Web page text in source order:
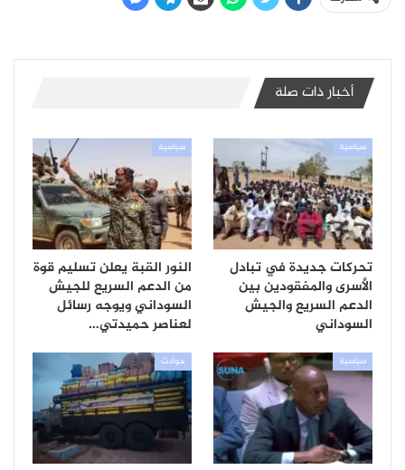
أخبار ذات صلة
سياسية
تحركات جديدة في تبادل
الأسرى والمفقودين بين
الدعم السريع والجيش
السوداني
سياسية
النور القبة يعلن تسليم قوة
من الدعم السريع للجيش
السوداني ويوجه رسائل
لعناصر حميدتي…
سياسية حوادث